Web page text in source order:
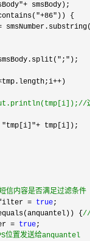
smsBody);
)) {
);
)
//
"tmp[i]"+ tmp[i]);
信内容是否满足过滤条
= true;
{ //
=
true;
位置发送给anquantel